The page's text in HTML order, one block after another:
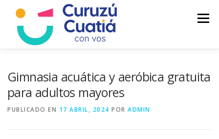
contenido
Menú
Gimnasia acuática y aeróbica gratuita
para adultos mayores
PUBLICADO EN 17 ABRIL, 2024 POR ADMIN